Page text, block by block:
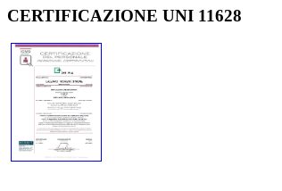
CERTIFICAZIONE UNI 11628